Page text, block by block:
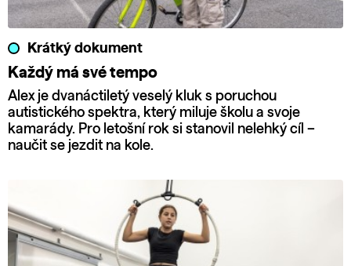
Krátký dokument
Každý má své tempo
Alex je dvanáctiletý veselý kluk s poruchou
autistického spektra, který miluje školu a svoje
kamarády. Pro letošní rok si stanovil nelehký cíl –
naučit se jezdit na kole.